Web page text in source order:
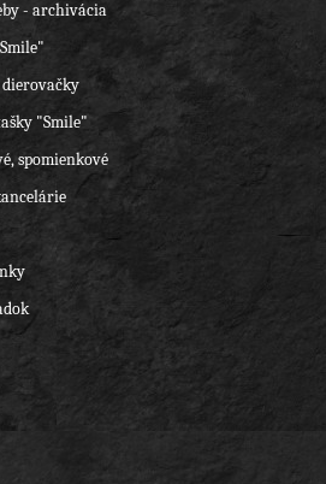
- archivácia
dierovačky
"Smile"
spomienkové